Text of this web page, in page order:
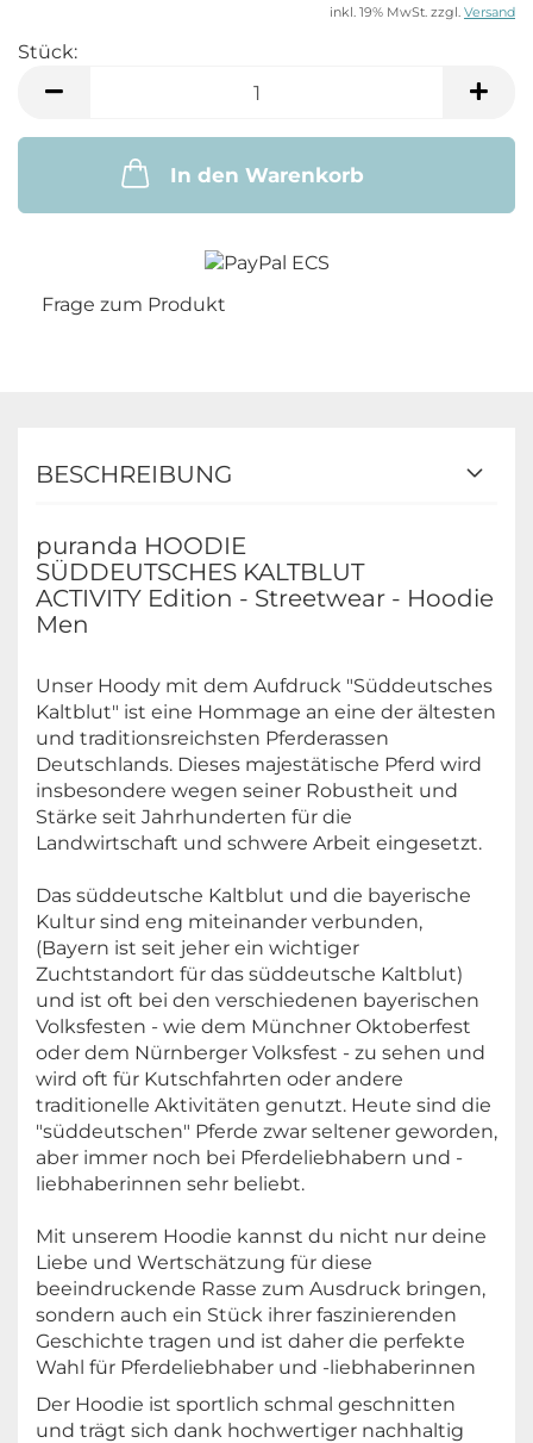
inkl. 19% MwSt. zzgl. Versand
Stück:
In den Warenkorb
Frage zum Produkt
BESCHREIBUNG
puranda HOODIE
SÜDDEUTSCHES KALTBLUT
ACTIVITY Edition - Streetwear - Hoodie
Men
Unser Hoody mit dem Aufdruck "Süddeutsches
Kaltblut" ist eine Hommage an eine der ältesten
und traditionsreichsten Pferderassen
Deutschlands. Dieses majestätische Pferd wird
insbesondere wegen seiner Robustheit und
Stärke seit Jahrhunderten für die
Landwirtschaft und schwere Arbeit eingesetzt.
Das süddeutsche Kaltblut und die bayerische
Kultur sind eng miteinander verbunden,
(Bayern ist seit jeher ein wichtiger
Zuchtstandort für das süddeutsche Kaltblut)
und ist oft bei den verschiedenen bayerischen
Volksfesten - wie dem Münchner Oktoberfest
oder dem Nürnberger Volksfest - zu sehen und
wird oft für Kutschfahrten oder andere
traditionelle Aktivitäten genutzt. Heute sind die
"süddeutschen" Pferde zwar seltener geworden,
aber immer noch bei Pferdeliebhabern und -
liebhaberinnen sehr beliebt.
Mit unserem Hoodie kannst du nicht nur deine
Liebe und Wertschätzung für diese
beeindruckende Rasse zum Ausdruck bringen,
sondern auch ein Stück ihrer faszinierenden
Geschichte tragen und ist daher die perfekte
Wahl für Pferdeliebhaber und -liebhaberinnen
Der Hoodie ist sportlich schmal geschnitten
und trägt sich dank hochwertiger nachhaltig